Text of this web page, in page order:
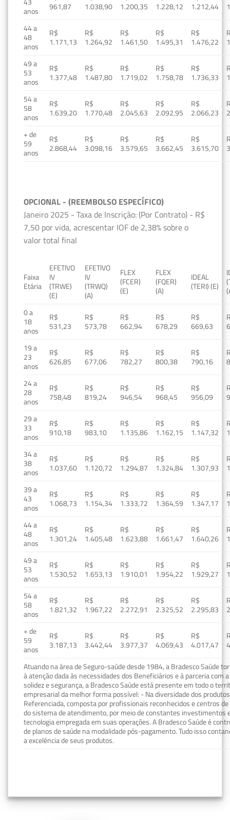
43
anos
961,87
1.038,90
1.200,35
1.228,12
1.212,44
44 a
48
anos
R$
1.171,13
R$
1.264,92
R$
1.461,50
R$
1.495,31
R$
1.476,22
49 a
53
anos
R$
1.377,48
R$
1.487,80
R$
1.719,02
R$
1.758,78
R$
1.736,33
54 a
58
anos
R$
1.639,20
R$
1.770,48
R$
2.045,63
R$
2.092,95
R$
2.066,23
+ de
59
anos
R$
2.868,44
R$
3.098,16
R$
3.579,65
R$
3.662,45
R$
3.615,70
OPCIONAL - (REEMBOLSO ESPECÍFICO)
Janeiro 2025 - Taxa de Inscrição: (Por Contrato) - R$
7,50 por vida, acrescentar IOF de 2,38% sobre o
valor total final
Faixa
Etária
EFETIVO
IV
(TRWE)
(E)
EFETIVO
IV
(TRWQ)
(A)
FLEX
(FCER)
(E)
FLEX
(FQER)
(A)
IDEAL
(TERI) (E)
0 a
18
anos
R$
531,23
R$
573,78
R$
662,94
R$
678,29
R$
669,63
19 a
23
anos
R$
626,85
R$
677,06
R$
782,27
R$
800,38
R$
790,16
24 a
28
anos
R$
758,48
R$
819,24
R$
946,54
R$
968,45
R$
956,09
29 a
33
anos
R$
910,18
R$
983,10
R$
1.135,86
R$
1.162,15
R$
1.147,32
34 a
38
anos
R$
1.037,60
R$
1.120,72
R$
1.294,87
R$
1.324,84
R$
1.307,93
39 a
43
anos
R$
1.068,73
R$
1.154,34
R$
1.333,72
R$
1.364,59
R$
1.347,17
44 a
48
anos
R$
1.301,24
R$
1.405,48
R$
1.623,88
R$
1.661,47
R$
1.640,26
49 a
53
anos
R$
1.530,52
R$
1.653,13
R$
1.910,01
R$
1.954,22
R$
1.929,27
54 a
58
anos
R$
1.821,32
R$
1.967,22
R$
2.272,91
R$
2.325,52
R$
2.295,83
+ de
59
anos
R$
3.187,13
R$
3.442,44
R$
3.977,37
R$
4.069,43
R$
4.017,47
Atuando na área de Seguro-saúde desde 1984, a Bradesco Saúde
à atenção dada às necessidades dos Beneficiários e à parceria com
solidez e segurança, a Bradesco Saúde está presente em todo o
empresarial da melhor forma possível: - Na diversidade dos
Referenciada, composta por profissionais reconhecidos e centros
do sistema de atendimento, por meio de constantes investimentos
tecnologia empregada em suas operações. A Bradesco Saúde é
de planos de saúde na modalidade pós-pagamento. Tudo isso
a excelência de seus produtos.